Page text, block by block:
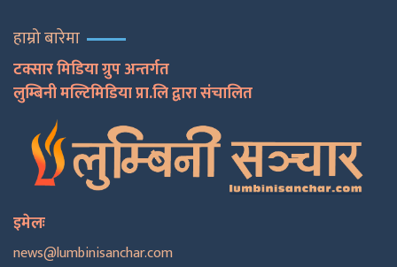
हाम्रो बारेमा
टक्सार मिडिया ग्रुप अन्तर्गत
लुम्बिनी मल्टिमिडिया प्रा.लि द्वारा संचालित
इमेलः
news@lumbinisanchar.com